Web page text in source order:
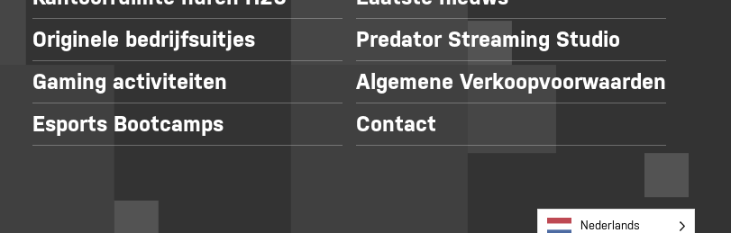
Originele bedrijfsuitjes
Gaming activiteiten
Esports Bootcamps
Predator Streaming Studio
Algemene Verkoopvoorwaarden
Contact
Nederlands